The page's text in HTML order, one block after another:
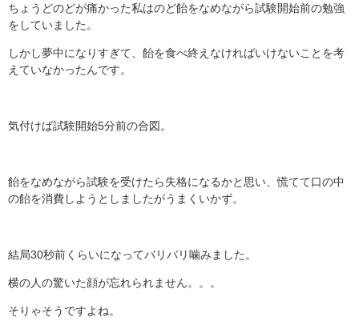
ちょうどのどが痛かった私はのど飴をなめながら試験開始前の勉強
をしていました。
しかし夢中になりすぎて、飴を食べ終えなければいけないことを考
えていなかったんです。
気付けば試験開始5分前の合図。
飴をなめながら試験を受けたら失格になるかと思い、慌てて口の中
の飴を消費しようとしましたがうまくいかず。
結局30秒前くらいになってバリバリ噛みました。
横の人の驚いた顔が忘れられません。。。
そりゃそうですよね。